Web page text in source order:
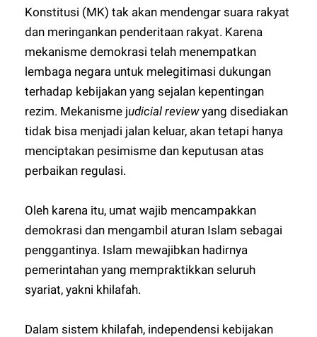
Konstitusi (MK) tak akan mendengar suara rakyat
dan meringankan penderitaan rakyat. Karena
mekanisme demokrasi telah menempatkan
lembaga negara untuk melegitimasi dukungan
terhadap kebijakan yang sejalan kepentingan
rezim. Mekanisme judicial reviewyang disediakan
tidak bisa menjadi jalan keluar, akan tetapi hanya
menciptakan pesimisme dan keputusan atas
perbaikan regulasi.
Oleh karena itu, umat wajib mencampakkan
demokrasi dan mengambil aturan Islam sebagai
penggantinya. Islam mewajibkan hadirnya
pemerintahan yang mempraktikkan seluruh
syariat, yakni khilafah.
Dalam sistem khilafah, independensi kebijakan